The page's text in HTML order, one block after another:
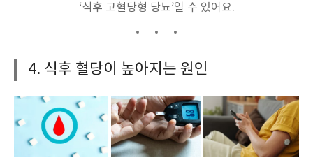
‘식후 고혈당형 당뇨’일 수 있어요.
4. 식후 혈당이 높아지는 원인